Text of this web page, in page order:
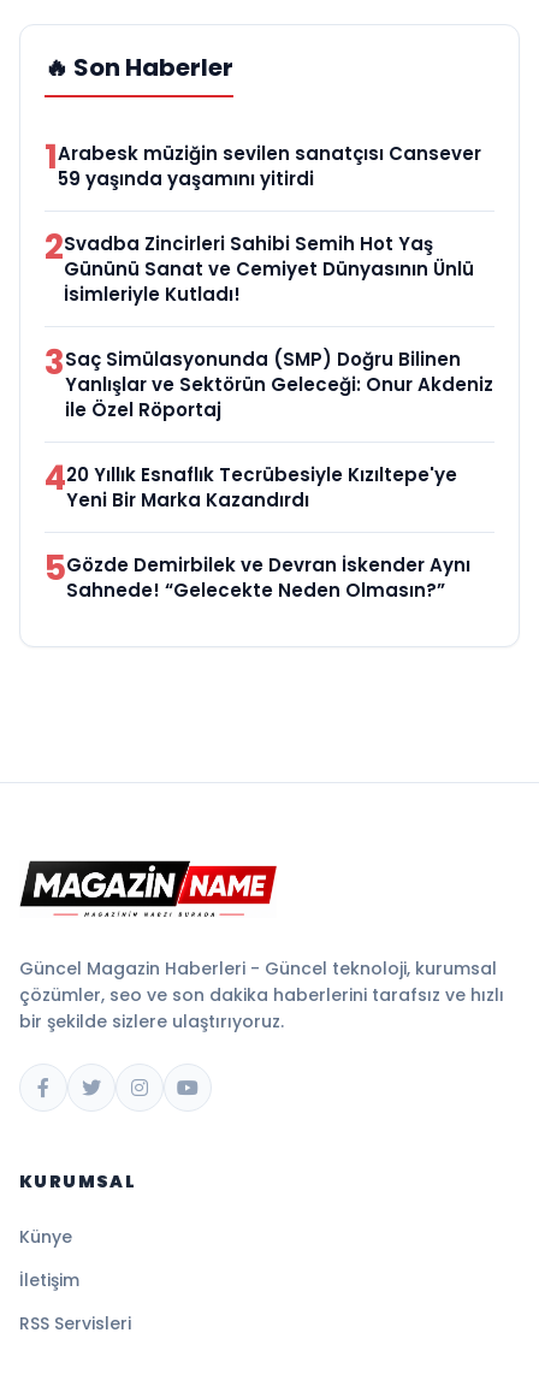
🔥 Son Haberler
1Arabesk müziğin sevilen sanatçısı Cansever
59 yaşında yaşamını yitirdi
2Svadba Zincirleri Sahibi Semih Hot Yaş
Gününü Sanat ve Cemiyet Dünyasının Ünlü
İsimleriyle Kutladı!
3Saç Simülasyonunda (SMP) Doğru Bilinen
Yanlışlar ve Sektörün Geleceği: Onur Akdeniz
ile Özel Röportaj
420 Yıllık Esnaflık Tecrübesiyle Kızıltepe'ye
Yeni Bir Marka Kazandırdı
5Gözde Demirbilek ve Devran İskender Aynı
Sahnede! “Gelecekte Neden Olmasın?”
Güncel Magazin Haberleri - Güncel teknoloji, kurumsal
çözümler, seo ve son dakika haberlerini tarafsız ve hızlı
bir şekilde sizlere ulaştırıyoruz.
KURUMSAL
Künye
İletişim
RSS Servisleri